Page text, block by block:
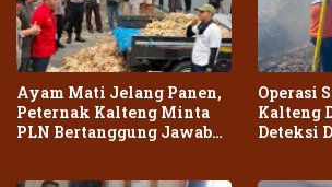
Ayam Mati Jelang Panen,
Peternak Kalteng Minta
PLN Bertanggung Jawab
Operasi
Kalteng
Deteksi